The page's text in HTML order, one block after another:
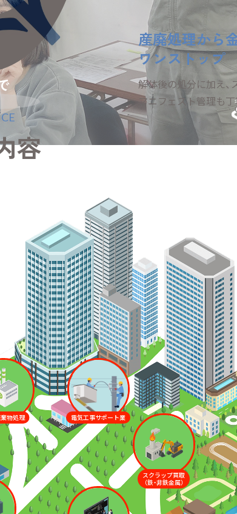
産廃処理から
ワンストップ
解体後の処分に加え、
マニフェスト管理も
容
電気工事サポート業
物処理
スクラップ買取
（鉄・非鉄金属）